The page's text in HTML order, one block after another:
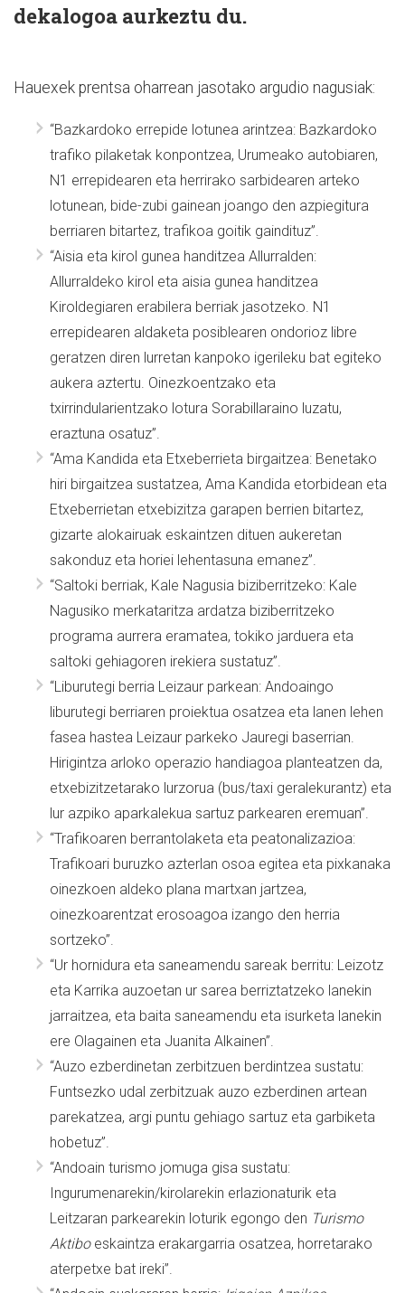
dekalogoa aurkeztu du.
Hauexek prentsa oharrean jasotako argudio nagusiak:
“Bazkardoko errepide lotunea arintzea: Bazkardoko
trafiko pilaketak konpontzea, Urumeako autobiaren,
N1 errepidearen eta herrirako sarbidearen arteko
lotunean, bide-zubi gainean joango den azpiegitura
berriaren bitartez, trafikoa goitik gaindituz”.
“Aisia eta kirol gunea handitzea Allurralden:
Allurraldeko kirol eta aisia gunea handitzea
Kiroldegiaren erabilera berriak jasotzeko. N1
errepidearen aldaketa posiblearen ondorioz libre
geratzen diren lurretan kanpoko igerileku bat egiteko
aukera aztertu. Oinezkoentzako eta
txirrindularientzako lotura Sorabillaraino luzatu,
eraztuna osatuz”.
“Ama Kandida eta Etxeberrieta birgaitzea: Benetako
hiri birgaitzea sustatzea, Ama Kandida etorbidean eta
Etxeberrietan etxebizitza garapen berrien bitartez,
gizarte alokairuak eskaintzen dituen aukeretan
sakonduz eta horiei lehentasuna emanez”.
“Saltoki berriak, Kale Nagusia biziberritzeko: Kale
Nagusiko merkataritza ardatza biziberritzeko
programa aurrera eramatea, tokiko jarduera eta
saltoki gehiagoren irekiera sustatuz”.
“Liburutegi berria Leizaur parkean: Andoaingo
liburutegi berriaren proiektua osatzea eta lanen lehen
fasea hastea Leizaur parkeko Jauregi baserrian.
Hirigintza arloko operazio handiagoa planteatzen da,
etxebizitzetarako lurzorua (bus/taxi geralekurantz) eta
lur azpiko aparkalekua sartuz parkearen eremuan”.
“Trafikoaren berrantolaketa eta peatonalizazioa:
Trafikoari buruzko azterlan osoa egitea eta pixkanaka
oinezkoen aldeko plana martxan jartzea,
oinezkoarentzat erosoagoa izango den herria
sortzeko”.
“Ur hornidura eta saneamendu sareak berritu: Leizotz
eta Karrika auzoetan ur sarea berriztatzeko lanekin
jarraitzea, eta baita saneamendu eta isurketa lanekin
ere Olagainen eta Juanita Alkainen”.
“Auzo ezberdinetan zerbitzuen berdintzea sustatu:
Funtsezko udal zerbitzuak auzo ezberdinen artean
parekatzea, argi puntu gehiago sartuz eta garbiketa
hobetuz”.
“Andoain turismo jomuga gisa sustatu:
Ingurumenarekin/kirolarekin erlazionaturik eta
Leitzaran parkearekin loturik egongo den Turismo
Aktiboeskaintza erakargarria osatzea, horretarako
aterpetxe bat ireki”.